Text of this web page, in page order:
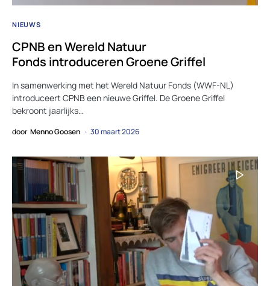
NIEUWS
CPNB en Wereld Natuur
Fonds introduceren Groene Griffel
In samenwerking met het Wereld Natuur Fonds (WWF-NL)
introduceert CPNB een nieuwe Griffel. De Groene Griffel
bekroont jaarlijks…
door Menno Goosen 30 maart 2026